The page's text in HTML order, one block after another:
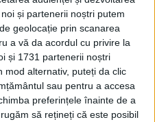
și partenerii noștri putem
geolocație prin scanarea
a vă da acordul cu privire la
și 1731 partenerii noștri
mod alternativ, puteți da clic
sau pentru a accesa
preferințele înainte de a
să rețineți că este posibil